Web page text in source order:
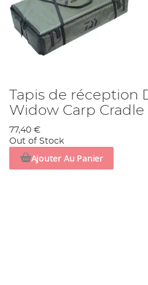
Tapis de réception
Widow Carp
77,40 €
Out of Stock
Ajouter Au Panier